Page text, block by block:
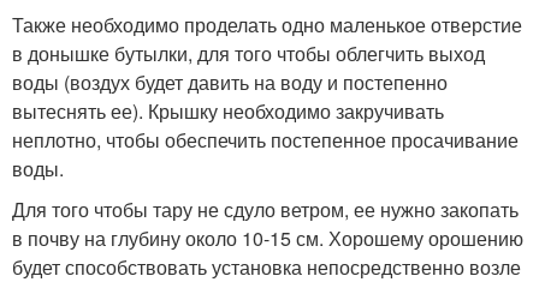
Также необходимо проделать одно маленькое отверстие
в донышке бутылки, для того чтобы облегчить выход
воды (воздух будет давить на воду и постепенно
вытеснять ее). Крышку необходимо закручивать
неплотно, чтобы обеспечить постепенное просачивание
воды.
Для того чтобы тару не сдуло ветром, ее нужно закопать
в почву на глубину около 10-15 см. Хорошему орошению
будет способствовать установка непосредственно возле